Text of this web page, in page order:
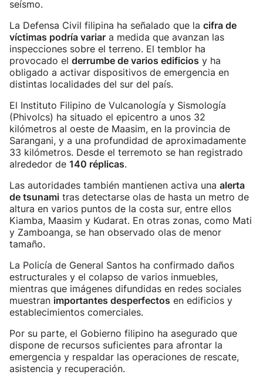
seísmo.
La Defensa Civil filipina ha señalado que la cifra de
víctimas podría variar a medida que avanzan las
inspecciones sobre el terreno. El temblor ha
provocado el derrumbe de varios edificios y ha
obligado a activar dispositivos de emergencia en
distintas localidades del sur del país.
El Instituto Filipino de Vulcanología y Sismología
(Phivolcs) ha situado el epicentro a unos 32
kilómetros al oeste de Maasim, en la provincia de
Sarangani, y a una profundidad de aproximadamente
33 kilómetros. Desde el terremoto se han registrado
alrededor de 140 réplicas.
Las autoridades también mantienen activa una alerta
de tsunami tras detectarse olas de hasta un metro de
altura en varios puntos de la costa sur, entre ellos
Kiamba, Maasim y Kudarat. En otras zonas, como Mati
y Zamboanga, se han observado olas de menor
tamaño.
La Policía de General Santos ha confirmado daños
estructurales y el colapso de varios inmuebles,
mientras que imágenes difundidas en redes sociales
muestran importantes desperfectos en edificios y
establecimientos comerciales.
Por su parte, el Gobierno filipino ha asegurado que
dispone de recursos suficientes para afrontar la
emergencia y respaldar las operaciones de rescate,
asistencia y recuperación.